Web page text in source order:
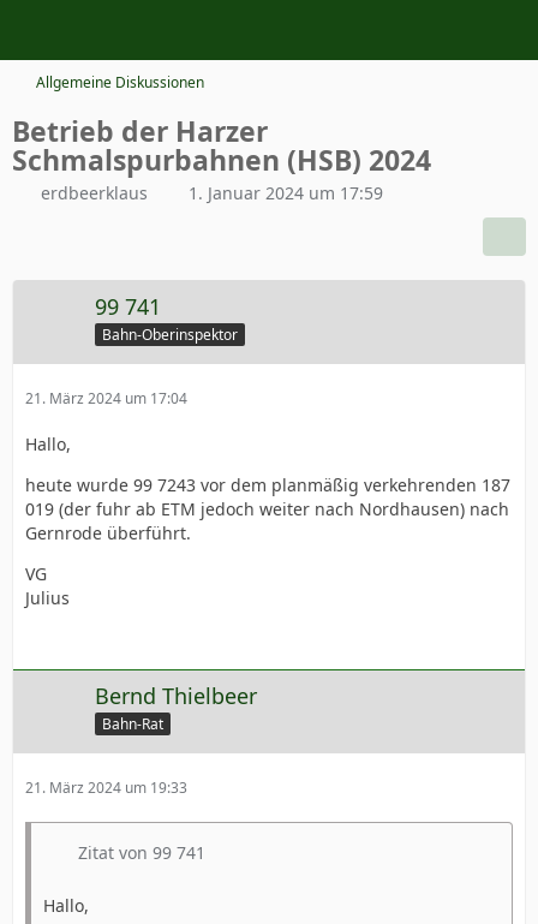
Allgemeine Diskussionen
Betrieb der Harzer
Schmalspurbahnen (HSB) 2024
erdbeerklaus 1. Januar 2024 um 17:59
99 741
Bahn-Oberinspektor
21. März 2024 um 17:04
Hallo,
heute wurde 99 7243 vor dem planmäßig verkehrenden 187
019 (der fuhr ab ETM jedoch weiter nach Nordhausen) nach
Gernrode überführt.
VG
Julius
Bernd Thielbeer
Bahn-Rat
21. März 2024 um 19:33
Zitat von 99 741
Hallo,